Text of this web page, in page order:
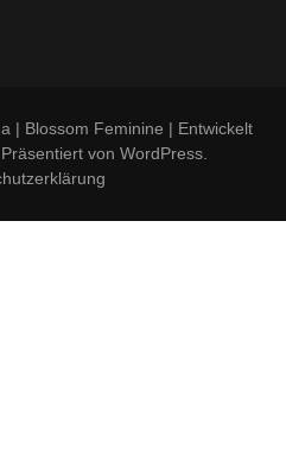
| Blossom Feminine | Entwickelt
von WordPress.